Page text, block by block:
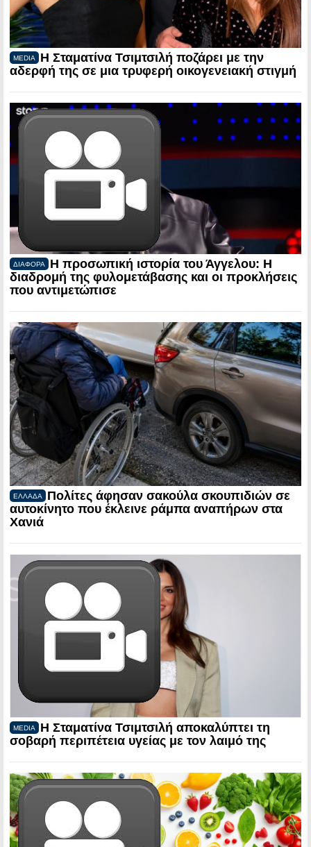
MEDIA
Η Σταματίνα Τσιμτσιλή ποζάρει με την
αδερφή της σε μια τρυφερή οικογενειακή στιγμή
ΔΙΑΦΟΡΑ
Η προσωπική ιστορία του Άγγελου: Η
διαδρομή της φυλομετάβασης και οι προκλήσεις
που αντιμετώπισε
ΕΛΛΑΔΑ
Πολίτες άφησαν σακούλα σκουπιδιών σε
αυτοκίνητο που έκλεινε ράμπα αναπήρων στα
Χανιά
MEDIA
Η Σταματίνα Τσιμτσιλή αποκαλύπτει τη
σοβαρή περιπέτεια υγείας με τον λαιμό της